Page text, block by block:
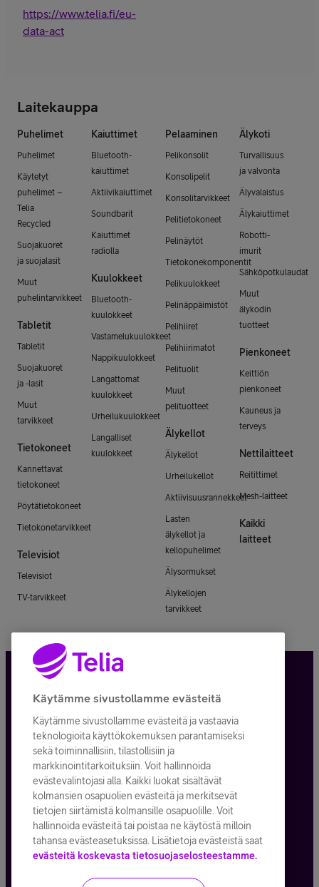
https://www.telia.fi/eu-
data-act
Laitekauppa
Puhelimet
Puhelimet
Käytetyt
puhelimet –
Telia
Recycled
Suojakuoret
ja suojalasit
Muut
puhelintarvikkeet
Tabletit
Tabletit
Suojakuoret
ja -lasit
Muut
tarvikkeet
Tietokoneet
Kannettavat
tietokoneet
Pöytätietokoneet
Tietokonetarvikkeet
Televisiot
Televisiot
TV-tarvikkeet
Kaiuttimet
Bluetooth-
kaiuttimet
Aktiivikaiuttimet
Soundbarit
Kaiuttimet
radiolla
Kuulokkeet
Bluetooth-
kuulokkeet
Vastamelukuulokkeet
Nappikuulokkeet
Langattomat
kuulokkeet
Urheilukuulokkeet
Langalliset
kuulokkeet
Pelaaminen
Pelikonsolit
Konsolipelit
Konsolitarvikkeet
Pelitietokoneet
Pelinäytöt
Tietokonekomponentit
Pelikuulokkeet
Pelinäppäimistöt
Pelihiiret
Pelihiirimatot
Pelituolit
Muut
pelituotteet
Älykellot
Älykellot
Urheilukellot
Aktiivisuusrannekkeet
Lasten
älykellot ja
kellopuhelimet
Älysormukset
Älykellojen
tarvikkeet
Älykoti
Turvallisuus
ja valvonta
Älyvalaistus
Älykaiuttimet
Robotti-
imurit
Sähköpotkulaudat
Muut
älykodin
tuotteet
Pienkoneet
Keittiön
pienkoneet
Kauneus ja
terveys
Nettilaitteet
Reitittimet
Mesh-laitteet
Kaikki
laitteet
Tietosuoja ja -turva
Tilauksen peruuttaminen
Käyttöehdot
Evästeiden käyttö
Toimitusehdot ja palvelukuvaukset
Käytämme sivustollamme evästeitä
Käytämme sivustollamme evästeitä ja vastaavia
teknologioita käyttökokemuksen parantamiseksi
sekä toiminnallisiin, tilastollisiin ja
markkinointitarkoituksiin. Voit hallinnoida
evästevalintojasi alla. Kaikki luokat sisältävät
kolmansien osapuolien evästeitä ja merkitsevät
tietojen siirtämistä kolmansille osapuolille. Voit
hallinnoida evästeitä tai poistaa ne käytöstä milloin
tahansa evästeasetuksissa. Lisätietoja evästeistä saat
evästeitä koskevasta tietosuojaselosteestamme.